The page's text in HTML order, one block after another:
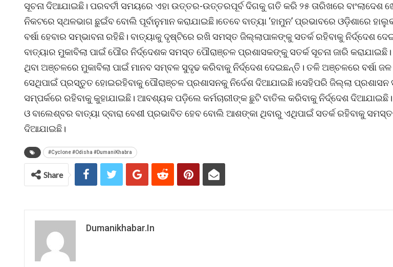
ସୂଚନା ଦିଆଯାଇଛି। ପରବର୍ତୀ ସମୟରେ ଏହା ଉତ୍ତର-ଉତ୍ତରପୂର୍ବ ଦିଗକୁ ଗତି କରି ୨୫ ତାରିଖରେ ବାଂଲାଦେଶ
ନିକଟରେ ସ୍ଥଳଭାଗ ଛୁଇଁବ ବୋଲି ପୂର୍ବାନୁମାନ କରାଯାଇଛି।ତେବେ ବାତ୍ୟା ‘ହାମୁନ’ ପ୍ରଭାବରେ ଓଡ଼ିଶାରେ
ବର୍ଷା ହେବାର ସମ୍ଭାବନା ରହିଛି। ବାତ୍ୟାକୁ ଦୃଷ୍ଟିରେ ରଖି ସମସ୍ତ ଜିଲ୍ଲାପାଳଙ୍କୁ ସତର୍କ ରହିବାକୁ ନିର୍ଦ୍ଦେଶ
ବାତ୍ୟାର ମୁକାବିଲା ପାଇଁ ପୌର ନିର୍ଦ୍ଦେଶକ ସମସ୍ତ ପୌରାଞ୍ଚଳ ପ୍ରଶାସକଙ୍କୁ ସତର୍କ ସୂଚନା ଜାରି
ଥିବା ଅଞ୍ଚଳରେ ମୁକାବିଲା ପାଇଁ ମାନବ ସମ୍ବଳ ସୁଦୃଢ କରିବାକୁ ନିର୍ଦ୍ଦେଶ ଦେଇଛନ୍ତି। ତଳି ଅଞ୍ଚଳରେ ବର୍ଷା
ସେଥିପାଇଁ ପ୍ରସ୍ତୁତ ହୋଇରହିବାକୁ ପୌରାଞ୍ଚଳ ପ୍ରଶାସନକୁ ନିର୍ଦେଶ ଦିଆଯାଇଛି।ସେହିପରି ଜିଲ୍ଲା
ସମ୍ପର୍କରେ ରହିବାକୁ କୁହାଯାଇଛି। ଆବଶ୍ୟକ ପଡ଼ିଲେ କର୍ମଚାରୀଙ୍କ ଛୁଟି ବାତିଲ କରିବାକୁ ନିର୍ଦ୍ଦେଶ ଦିଆଯାଇଛି।
ଓ ବାଲେଶ୍ବର ବାତ୍ୟା ଦ୍ବାରା ବେଶୀ ପ୍ରଭାବିତ ହେବ ବୋଲି ଆଶଙ୍କା ଥିବାରୁ ଏଥିପାଇଁ ସତର୍କ ରହିବାକୁ
ଦିଆଯାଇଛି।
#Cyclone #Odisha #DumaniKhabra
Share
Dumanikhabar.in